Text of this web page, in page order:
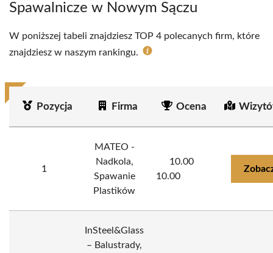
Spawalnicze w Nowym Sączu
W poniższej tabeli znajdziesz TOP 4 polecanych firm, które
znajdziesz w naszym rankingu.
Pozycja Firma Ocena
1
MATEO -
Nadkola,
Spawanie
Plastików
10.00
10.00
InSteel&Glass
– Balustrady,